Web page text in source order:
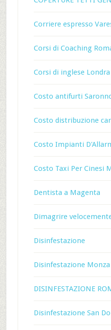
Corriere espresso
Corsi di Coaching
Corsi di inglese Londra
Costo antifurti
Costo distribuzione
Costo Impianti
Costo Taxi Per Cinesi
Dentista a Magenta
Dimagrire
Disinfestazione
Disinfestazione Monza
DISINFESTAZIONE
Disinfestazione San